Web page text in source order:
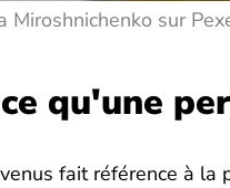
Miroshnichenko sur
qu'une
fait référence à la